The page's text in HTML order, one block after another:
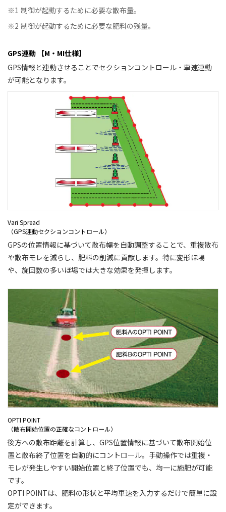
※1 制御が起動するために必要な散布量。
※2 制御が起動するために必要な肥料の残量。
GPS連動 【M・MI仕様】
GPS情報と連動させることでセクションコントロール・車速連動
が可能となります。
Vari Spread
（GPS連動セクションコントロール）
GPSの位置情報に基づいて散布幅を自動調整することで、重複散布
や散布モレを減らし、肥料の削減に貢献します。特に変形ほ場
や、旋回数の多いほ場では大きな効果を発揮します。
OPTI POINT
（散布開始位置の正確なコントロール）
後方への散布距離を計算し、GPS位置情報に基づいて散布開始位
置と散布終了位置を自動的にコントロール。手動操作では重複・
モレが発生しやすい開始位置と終了位置でも、均一に施肥が可能
です。
OPTI POINTは、肥料の形状と平均車速を入力するだけで簡単に設
定ができます。